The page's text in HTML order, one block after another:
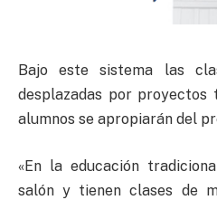
Bajo este sistema las
desplazadas por proyectos
alumnos se apropiarán del
«En la educación
salón y tienen clases de